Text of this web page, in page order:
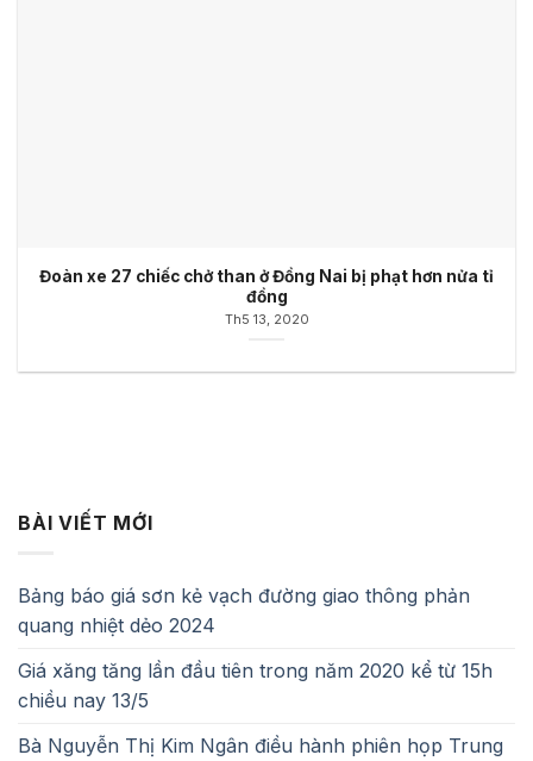
Đoàn xe 27 chiếc chở than ở Đồng Nai bị phạt hơn nửa tỉ
đồng
Th5 13, 2020
BÀI VIẾT MỚI
Bảng báo giá sơn kẻ vạch đường giao thông phản
quang nhiệt dẻo 2024
Giá xăng tăng lần đầu tiên trong năm 2020 kể từ 15h
chiều nay 13/5
Bà Nguyễn Thị Kim Ngân điều hành phiên họp Trung